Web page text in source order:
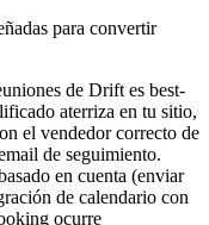
para convertir
de Drift es best-
aterriza en tu sitio,
el vendedor correcto de
de seguimiento.
en cuenta (enviar
de calendario con
ocurre